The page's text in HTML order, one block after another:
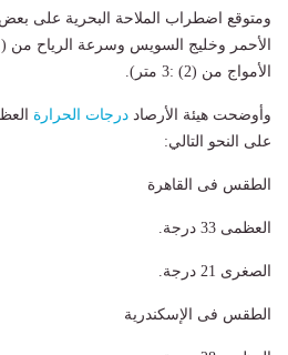
ومتوقع اضطراب الملاحة البحرية على
الأمواج من (2) :3 متر).
وأوضحت هيئة الأرصاد درجات الحرارة
على النحو التالي:
الطقس فى القاهرة
العظمى 33 درجة.
الصغرى 21 درجة.
الطقس فى الإسكندرية